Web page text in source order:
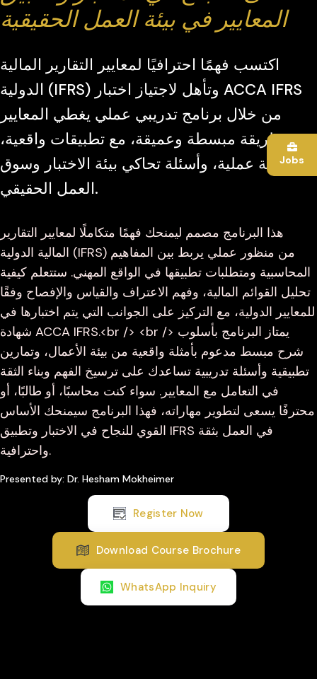
المعايير في بيئة العمل الحقيقية
اكتسب فهمًا احترافيًا لمعايير التقارير المالية
الدولية (IFRS) وتأهل لاجتياز اختبار ACCA IFRS
من خلال برنامج تدريبي عملي يغطي المعايير
بطريقة مبسطة وعميقة، مع تطبيقات واقعية،
أمثلة عملية، وأسئلة تحاكي بيئة الاختبار وسوق
العمل الحقيقي.
هذا البرنامج مصمم ليمنحك فهمًا متكاملًا لمعايير التقارير
المالية الدولية (IFRS) من منظور عملي يربط بين المفاهيم
المحاسبية ومتطلبات تطبيقها في الواقع المهني. ستتعلم كيفية
تحليل القوائم المالية، وفهم الاعتراف والقياس والإفصاح وفقًا
للمعايير الدولية، مع التركيز على الجوانب التي يتم اختبارها في
شهادة ACCA IFRS.<br /> <br /> يمتاز البرنامج بأسلوب
شرح مبسط مدعوم بأمثلة واقعية من بيئة الأعمال، وتمارين
تطبيقية وأسئلة تدريبية تساعدك على ترسيخ الفهم وبناء الثقة
في التعامل مع المعايير. سواء كنت محاسبًا، أو طالبًا، أو
محترفًا يسعى لتطوير مهاراته، فهذا البرنامج سيمنحك الأساس
القوي للنجاح في الاختبار وتطبيق IFRS في العمل بثقة
واحترافية.
Presented by: Dr. Hesham Mokheimer
Register Now
Download Course Brochure
WhatsApp Inquiry
Jobs